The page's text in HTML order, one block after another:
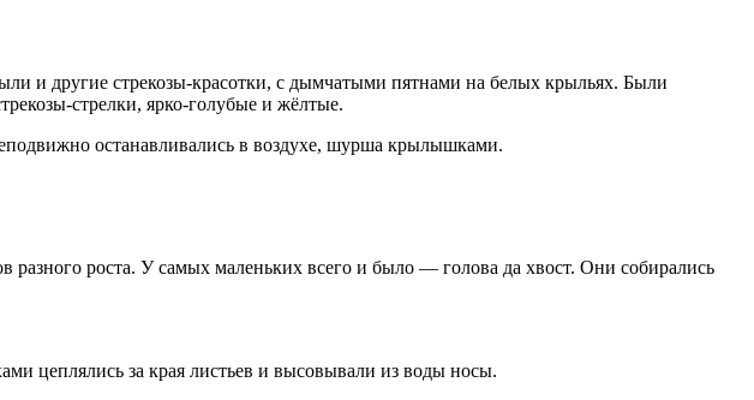
и другие стрекозы-красотки, с дымчатыми пятнами на белых крыльях. Были
стрелки, ярко-голубые и жёлтые.
останавливались в воздухе, шурша крылышками.
роста. У самых маленьких всего и было — голова да хвост. Они собирались
цеплялись за края листьев и высовывали из воды носы.